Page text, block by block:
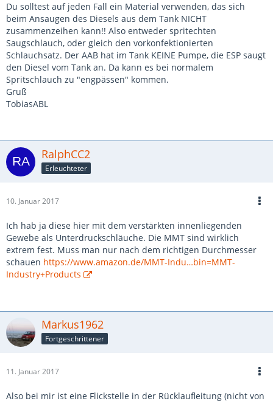
Du solltest auf jeden Fall ein Material verwenden, das sich
beim Ansaugen des Diesels aus dem Tank NICHT
zusammenzeihen kann!! Also entweder spritechten
Saugschlauch, oder gleich den vorkonfektionierten
Schlauchsatz. Der AAB hat im Tank KEINE Pumpe, die ESP saugt
den Diesel vom Tank an. Da kann es bei normalem
Spritschlauch zu "engpässen" kommen.
Gruß
TobiasABL
RalphCC2
Erleuchteter
10. Januar 2017
Ich hab ja diese hier mit dem verstärkten innenliegenden
Gewebe als Unterdruckschläuche. Die MMT sind wirklich
extrem fest. Muss man nur nach dem richtigen Durchmesser
schauen https://www.amazon.de/MMT-Indu…bin=MMT-
Industry+Products
Markus1962
Fortgeschrittener
11. Januar 2017
Also bei mir ist eine Flickstelle in der Rücklaufleitung (nicht von